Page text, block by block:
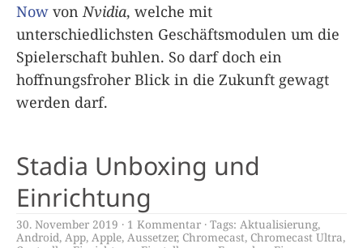
Now vonNvidia, welche mit
unterschiedlichsten Geschäftsmodulen um die
Spielerschaft buhlen. So darf doch ein
hoffnungsfroher Blick in die Zukunft gewagt
werden darf.
Stadia Unboxing und
Einrichtung
30. November 2019 1 Kommentar Tags: Aktualisierung,
Android, App, Apple, Aussetzer, Chromecast, Chromecast Ultra,